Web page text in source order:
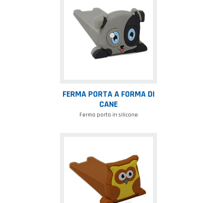
a
forma
di
cane
FERMA PORTA A FORMA DI
CANE
Ferma porta in silicone
forma
di
gufo